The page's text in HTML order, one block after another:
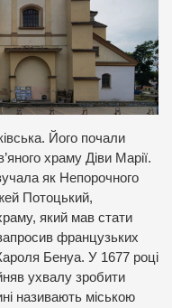
Його почали
храму Діви Марії.
як Непорочного
Потоцький,
який мав стати
французьких
Бенуа. У 1677 році
ухвалу зробити
називають міською